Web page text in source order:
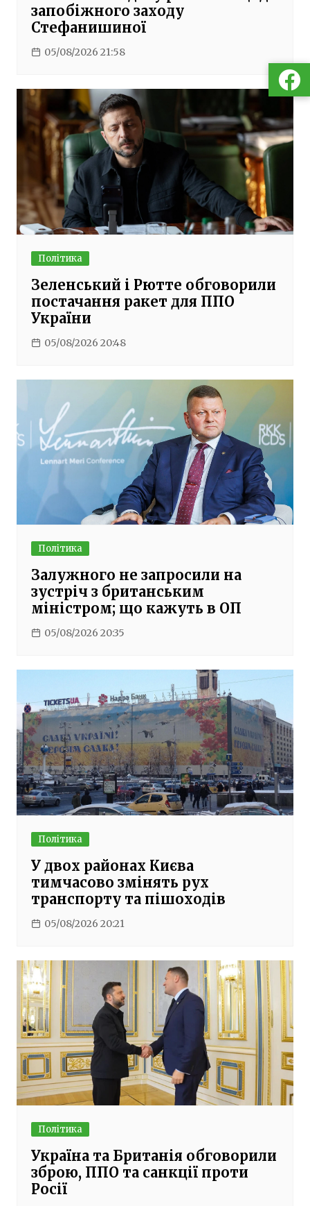
запобіжного заходу
Стефанишиної
05/08/2026 21:58
Політика
Зеленський і Рютте обговорили
постачання ракет для ППО
України
05/08/2026 20:48
Політика
Залужного не запросили на
зустріч з британським
міністром; що кажуть в ОП
05/08/2026 20:35
Політика
У двох районах Києва
тимчасово змінять рух
транспорту та пішоходів
05/08/2026 20:21
Політика
Україна та Британія обговорили
зброю, ППО та санкції проти
Росії